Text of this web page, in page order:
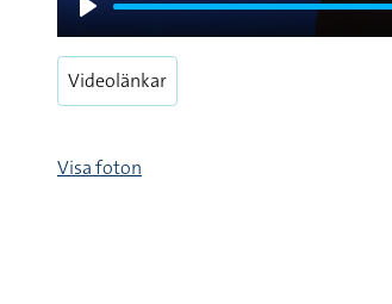
Play
Videolänkar
Visa foton